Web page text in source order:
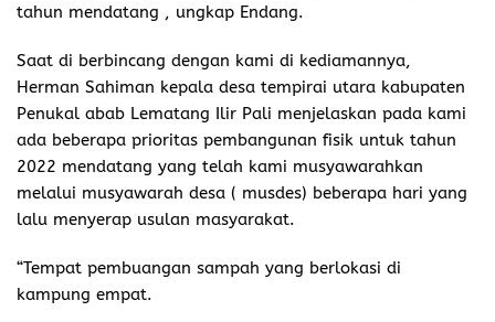
tahun mendatang , ungkap Endang.
Saat di berbincang dengan kami di kediamannya,
Herman Sahiman kepala desa tempirai utara kabupaten
Penukal abab Lematang Ilir Pali menjelaskan pada kami
ada beberapa prioritas pembangunan fisik untuk tahun
2022 mendatang yang telah kami musyawarahkan
melalui musyawarah desa ( musdes) beberapa hari yang
lalu menyerap usulan masyarakat.
“Tempat pembuangan sampah yang berlokasi di
kampung empat.